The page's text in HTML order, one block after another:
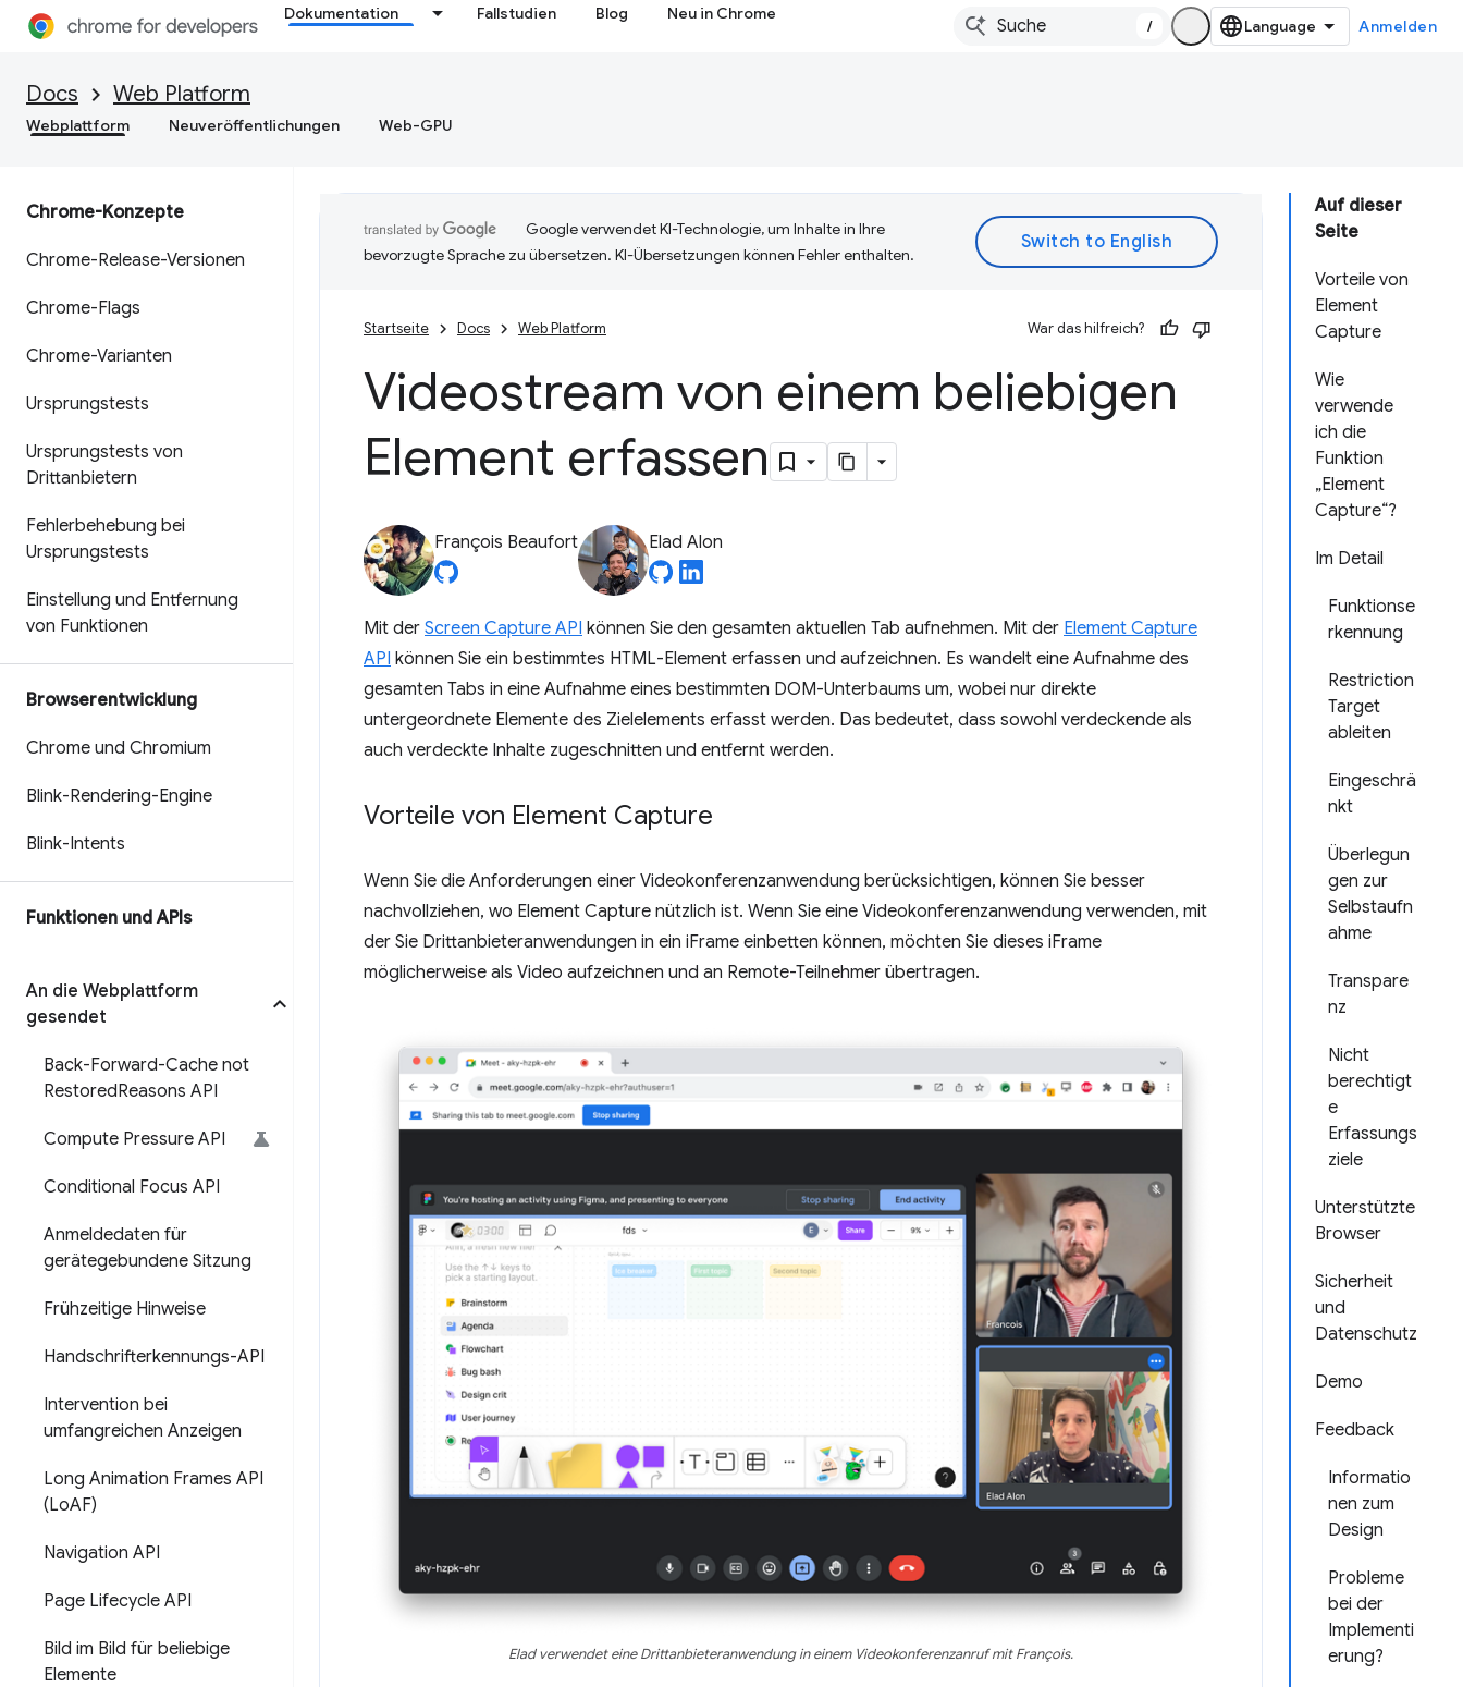
Dokumentation Fallstudien Blog Neu in Chrome
/ Anmelden
Docs Web Platform
Webplattform Neuveröffentlichungen Web-GPU
Chrome-Konzepte
Chrome-Release-Versionen
Chrome-Flags
Chrome-Varianten
Ursprungstests
Ursprungstests von
Drittanbietern
Fehlerbehebung bei
Ursprungstests
Einstellung und Entfernung
von Funktionen
Browserentwicklung
Chrome und Chromium
Blink-Rendering-Engine
Blink-Intents
Funktionen und APIs
An die Webplattform
gesendet
Back-Forward-Cache not
RestoredReasons API
Compute Pressure API
Conditional Focus API
Anmeldedaten für
gerätegebundene Sitzung
Frühzeitige Hinweise
Handschrifterkennungs-API
Intervention bei
umfangreichen Anzeigen
Long Animation Frames API
(LoAF)
Navigation API
Page Lifecycle API
Bild im Bild für beliebige
Elemente
Auf dieser
Seite
Vorteile von
Element
Capture
Wie
verwende
ich die
Funktion
„Element
Capture“?
Im Detail
Funktionse
rkennung
Restriction
Target
ableiten
Eingeschrä
nkt
Überlegun
gen zur
Selbstaufn
ahme
Transpare
nz
Nicht
berechtigt
e
Erfassungs
ziele
Unterstützte
Browser
Sicherheit
und
Datenschutz
Demo
Feedback
Informatio
nen zum
Design
Probleme
bei der
Implementi
erung?
Google verwendet KI-Technologie, um Inhalte in Ihre
bevorzugte Sprache zu übersetzen. KI-Übersetzungen können Fehler enthalten.
Startseite Docs Web Platform War das hilfreich?
Videostream von einem beliebigen
Element erfassen
François Beaufort Elad Alon
Mit der Screen Capture API können Sie den gesamten aktuellen Tab aufnehmen. Mit der Element Capture
API können Sie ein bestimmtes HTML-Element erfassen und aufzeichnen. Es wandelt eine Aufnahme des
gesamten Tabs in eine Aufnahme eines bestimmten DOM-Unterbaums um, wobei nur direkte
untergeordnete Elemente des Zielelements erfasst werden. Das bedeutet, dass sowohl verdeckende als
auch verdeckte Inhalte zugeschnitten und entfernt werden.
Vorteile von Element Capture
Wenn Sie die Anforderungen einer Videokonferenzanwendung berücksichtigen, können Sie besser
nachvollziehen, wo Element Capture nützlich ist. Wenn Sie eine Videokonferenzanwendung verwenden, mit
der Sie Drittanbieteranwendungen in ein iFrame einbetten können, möchten Sie dieses iFrame
möglicherweise als Video aufzeichnen und an Remote-Teilnehmer übertragen.
Elad verwendet eine Drittanbieteranwendung in einem Videokonferenzanruf mit François.